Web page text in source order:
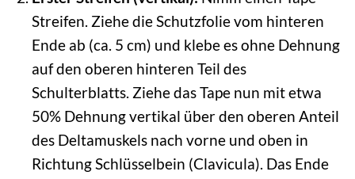
Streifen. Ziehe die Schutzfolie vom hinteren
Ende ab (ca. 5 cm) und klebe es ohne Dehnung
auf den oberen hinteren Teil des
Schulterblatts. Ziehe das Tape nun mit etwa
50% Dehnung vertikal über den oberen Anteil
des Deltamuskels nach vorne und oben in
Richtung Schlüsselbein (Clavicula). Das Ende